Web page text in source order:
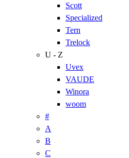
Scott
Specialized
Tern
Trelock
U - Z
Uvex
VAUDE
Winora
woom
#
A
B
C